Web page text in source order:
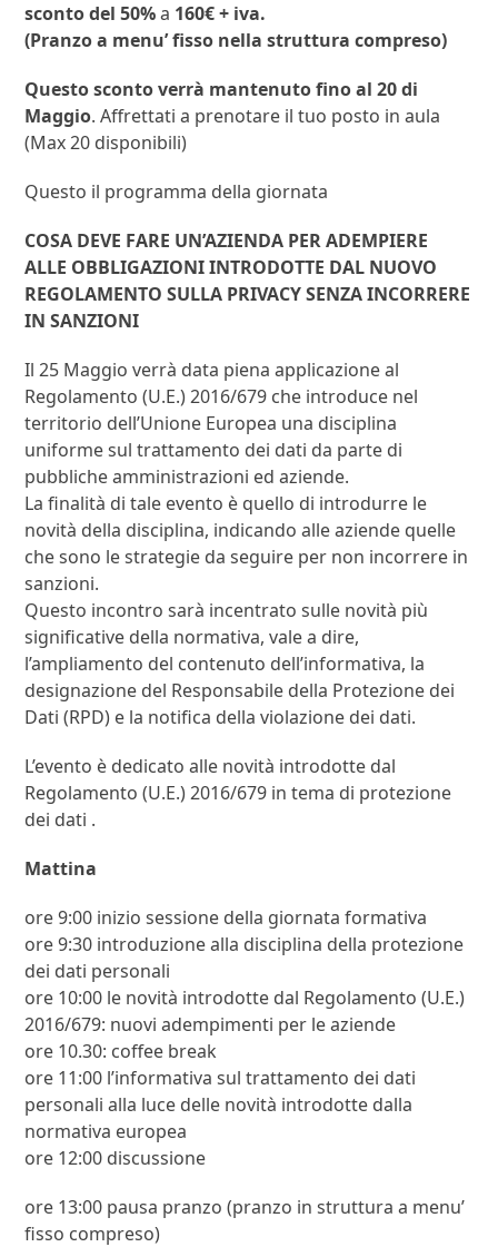
sconto del 50%a 160€ + iva.
(Pranzo a menu’ fisso nella struttura compreso)
Questo sconto verrà mantenuto fino al 20 di
Maggio. Affrettati a prenotare il tuo posto in aula
(Max 20 disponibili)
Questo il programma della giornata
COSA DEVE FARE UN’AZIENDA PER ADEMPIERE
ALLE OBBLIGAZIONI INTRODOTTE DAL NUOVO
REGOLAMENTO SULLA PRIVACY SENZA INCORRERE
IN SANZIONI
Il 25 Maggio verrà data piena applicazione al
Regolamento (U.E.) 2016/679 che introduce nel
territorio dell’Unione Europea una disciplina
uniforme sul trattamento dei dati da parte di
pubbliche amministrazioni ed aziende.
La finalità di tale evento è quello di introdurre le
novità della disciplina, indicando alle aziende quelle
che sono le strategie da seguire per non incorrere in
sanzioni.
Questo incontro sarà incentrato sulle novità più
significative della normativa, vale a dire,
l’ampliamento del contenuto dell’informativa, la
designazione del Responsabile della Protezione dei
Dati (RPD) e la notifica della violazione dei dati.
L’evento è dedicato alle novità introdotte dal
Regolamento (U.E.) 2016/679 in tema di protezione
dei dati .
Mattina
ore 9:00 inizio sessione della giornata formativa
ore 9:30 introduzione alla disciplina della protezione
dei dati personali
ore 10:00 le novità introdotte dal Regolamento (U.E.)
2016/679: nuovi adempimenti per le aziende
ore 10.30: coffee break
ore 11:00 l’informativa sul trattamento dei dati
personali alla luce delle novità introdotte dalla
normativa europea
ore 12:00 discussione
ore 13:00 pausa pranzo (pranzo in struttura a menu’
fisso compreso)